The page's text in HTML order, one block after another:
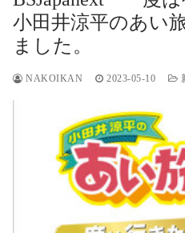
小田井涼平のあい
ました。
NAKOIKAN 2023-05-10